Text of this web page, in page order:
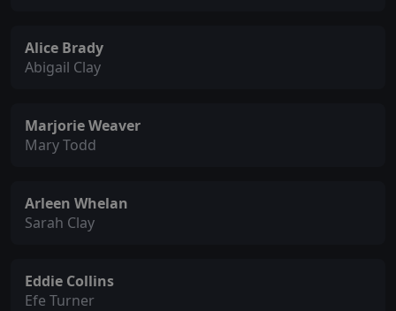
Alice Brady
Abigail Clay
Marjorie Weaver
Mary Todd
Arleen Whelan
Sarah Clay
Eddie Collins
Efe Turner